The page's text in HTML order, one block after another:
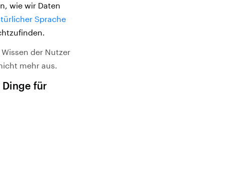
wie wir Daten
Sprache
der Nutzer
mehr aus.
Dinge für